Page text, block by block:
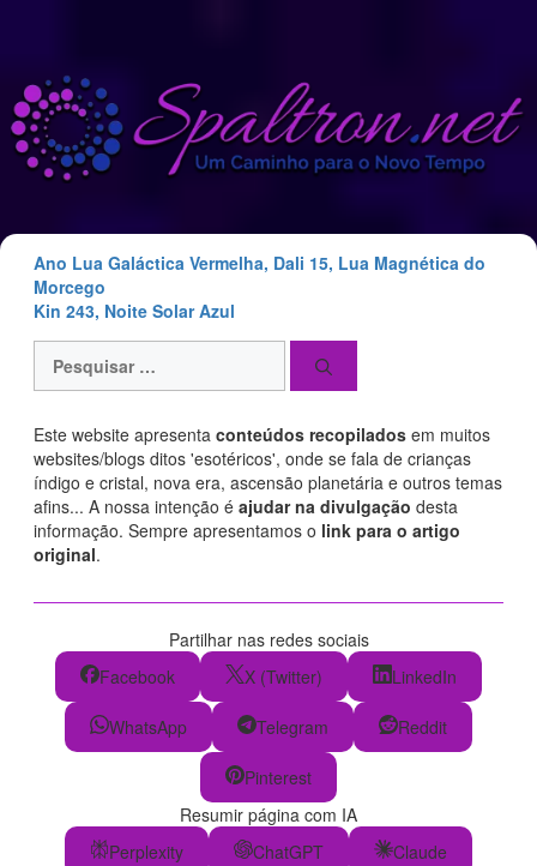
conteúdo
Ano Lua Galáctica Vermelha, Dali 15, Lua Magnética do
Morcego
Kin 243, Noite Solar Azul
por:
Este website apresenta conteúdos recopilados em muitos
websites/blogs ditos 'esotéricos', onde se fala de crianças
índigo e cristal, nova era, ascensão planetária e outros temas
afins... A nossa intenção é ajudar na divulgação desta
informação. Sempre apresentamos o link para o artigo
original.
Partilhar nas redes sociais
Facebook
X (Twitter) LinkedIn
WhatsApp Telegram Reddit
Pinterest
Resumir página com IA
Perplexity
ChatGPT Claude